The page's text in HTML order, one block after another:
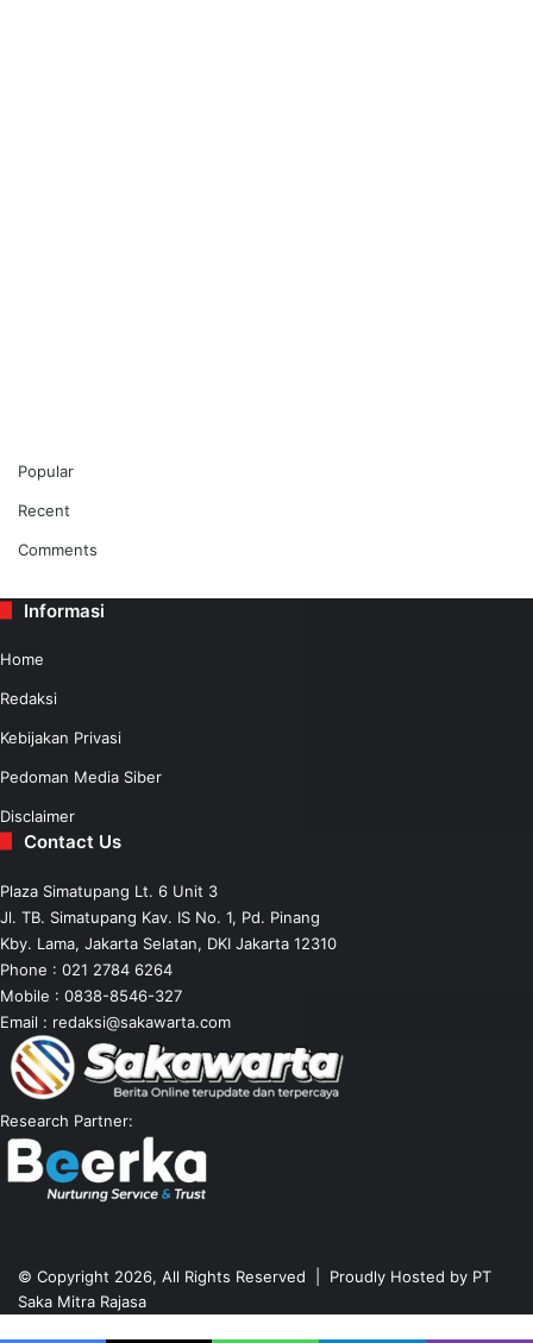
Popular
Recent
Comments
Informasi
Home
Redaksi
Kebijakan Privasi
Pedoman Media Siber
Disclaimer
Contact Us
Plaza Simatupang Lt. 6 Unit 3
Jl. TB. Simatupang Kav. IS No. 1, Pd. Pinang
Kby. Lama, Jakarta Selatan, DKI Jakarta 12310
Phone : 021 2784 6264
Mobile : 0838-8546-327
Email : redaksi@sakawarta.com
Research Partner:
© Copyright 2026, All Rights Reserved | Proudly Hosted by PT
Saka Mitra Rajasa